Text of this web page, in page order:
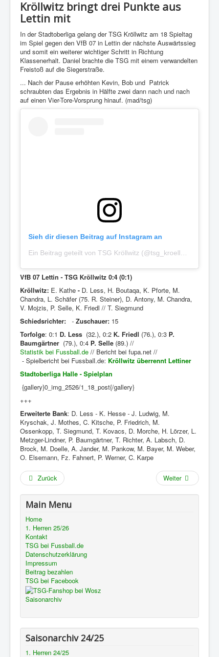
Kröllwitz bringt drei Punkte aus
Lettin mit
In der Stadtoberliga gelang der TSG Kröllwitz am 18 Spieltag
im Spiel gegen den VfB 07 in Lettin der nächste Auswärtssieg
und somit ein weiterer wichtiger Schritt in Richtung
Klassenerhalt. Daniel brachte die TSG mit einem verwandelten
Freistoß auf die Siegerstraße.
... Nach der Pause erhöhten Kevin, Bob und Patrick
schraubten das Ergebnis in Hälfte zwei dann nach und nach
auf einen Vier-Tore-Vorsprung hinauf. (mad/tsg)
Sieh dir diesen Beitrag auf Instagram an
VfB 07 Lettin - TSG Kröllwitz 0:4 (0:1)
Kröllwitz: E. Kathe - D. Less, H. Boutaqa, K. Pforte, M.
Chandra, L. Schäfer (75. R. Steiner), D. Antony, M. Chandra,
V. Mojzis, P. Selle, K. Friedl // T. Siegmund
Schiedsrichter: - Zuschauer: 15
Torfolge: 0:1 D. Less (32.), 0:2 K. Friedl (76.), 0:3 P.
Baumgärtner (79.), 0:4 P. Selle (89.) //
Statistik bei Fussball.de // Bericht bei fupa.net //
- Spielbericht bei Fussball.de: Kröllwitz überrennt Lettiner
Stadtoberliga Halle - Spielplan
{gallery}0_img_2526/1_18_post{/gallery}
+++
Erweiterte Bank: D. Less - K. Hesse - J. Ludwig, M.
Kryschak, J. Mothes, C. Kitsche, P. Friedrich, M.
Ossenkopp, T. Siegmund, T. Kovacs, D. Morche, H. Lörzer, L.
Metzger-Lindner, P. Baumgärtner, T. Richter, A. Labsch, D.
Brock, M. Doelle, A. Jander, M. Pankow, M. Bayer, M. Weber,
O. Elsemann, Fz. Fahnert, P. Werner, C. Karpe
Zurück Weiter
Main Menu
Home
1. Herren 25/26
Kontakt
TSG bei Fussball.de
Datenschutzerklärung
Impressum
Beitrag bezahlen
TSG bei Facebook
Saisonarchiv
Saisonarchiv 24/25
1. Herren 24/25